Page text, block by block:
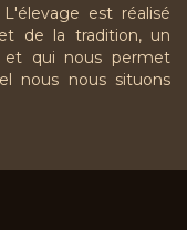
est réalisé
de la tradition, un
et qui nous permet
nous nous situons